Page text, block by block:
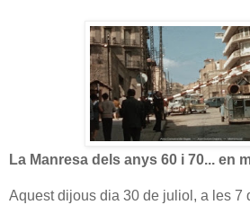
La Manresa dels anys 60 i 70... en
Aquest dijous dia 30 de juliol, a les 7